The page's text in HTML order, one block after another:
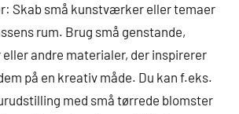
Skab små kunstværker eller temaer
rum. Brug små genstande,
andre materialer, der inspirerer
på en kreativ måde. Du kan f.eks.
med små tørrede blomster